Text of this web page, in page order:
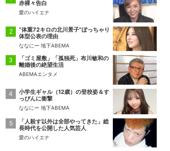
赤裸々告白
愛のハイエナ
“体重72キロの北川景子”ぽっちゃり
体型公表の理由
ななにー 地下ABEMA
「ゴミ屋敷」「孤独死」布川敏和の
離婚後の絶望生活
ABEMAエンタメ
小学生ギャル（12歳）の登校姿＆す
っぴんに衝撃
ななにー 地下ABEMA
「人殺す以外は全部やってきた」総
長時代を公開した人気芸人
愛のハイエナ